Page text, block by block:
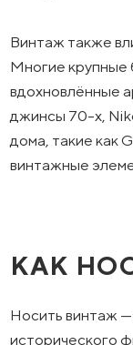
Винтаж также
Многие крупные
вдохновлённые
джинсы 70-х,
дома, такие как
винтажные
КАК
Носить винтаж —
исторического